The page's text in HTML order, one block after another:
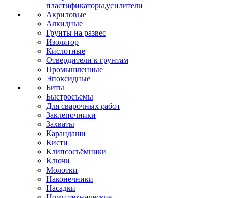
пластификаторы,усилители
Акриловые
Алкидные
Грунты на развес
Изолятор
Кислотные
Отвердители к грунтам
Промышленные
Эпоксидные
Биты
Быстросъемы
Для сварочных работ
Заклепочники
Захваты
Карандаши
Кисти
Клипсосъёмники
Ключи
Молотки
Наконечники
Насадки